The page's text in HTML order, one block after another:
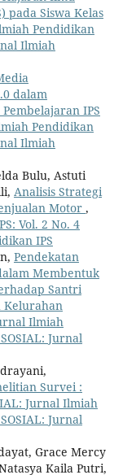
pada Siswa Kelas
Pendidikan
Ilmiah
dalam
IPS
Pendidikan
Ilmiah
Bulu, Astuti
Analisis Strategi
Motor ,
Vol. 2 No. 4
IPS
Pendekatan
Membentuk
Santri
Kelurahan
Ilmiah
Jurnal
Survei :
Jurnal Ilmiah
Jurnal
Grace Mercy
Kaila Putri,